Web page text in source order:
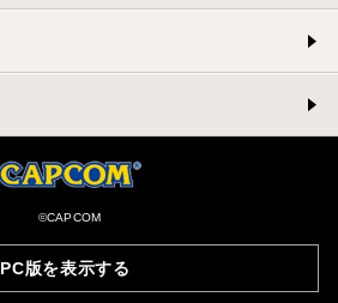
PC版を表示する
©CAPCOM